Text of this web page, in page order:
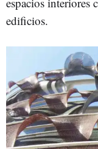
edificios.